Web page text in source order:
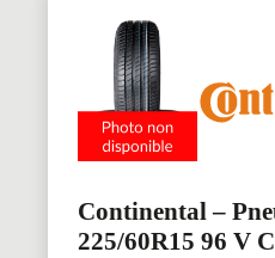
Continental –
225/60R15 96 V